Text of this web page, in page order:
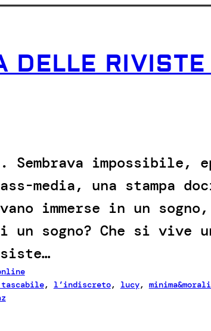
DELLE
Sembrava
media, una stampa
immerse in un
sogno? Che si vive
, l’indiscreto, lucy,